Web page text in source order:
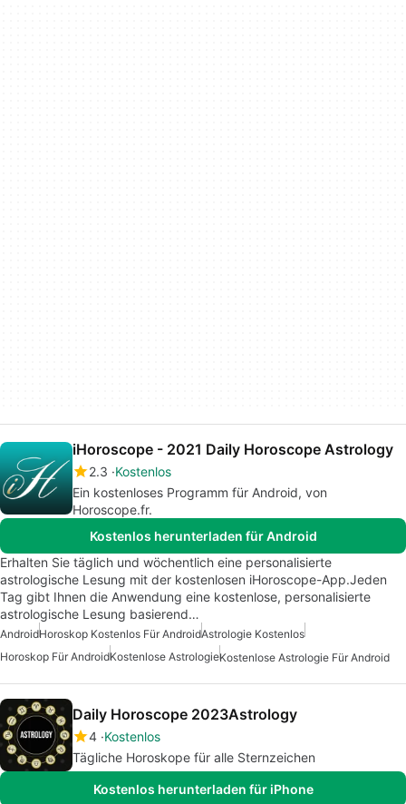
iHoroscope - 2021 Daily Horoscope Astrology
2.3 Kostenlos
Ein kostenloses Programm für Android, von
Horoscope.fr.
Kostenlos herunterladen für Android
Erhalten Sie täglich und wöchentlich eine personalisierte
astrologische Lesung mit der kostenlosen iHoroscope-App.Jeden
Tag gibt Ihnen die Anwendung eine kostenlose, personalisierte
astrologische Lesung basierend…
AndroidHoroskop Kostenlos Für AndroidAstrologie Kostenlos
Horoskop Für AndroidKostenlose AstrologieKostenlose Astrologie Für Android
Daily Horoscope 2023Astrology
4 Kostenlos
Tägliche Horoskope für alle Sternzeichen
Kostenlos herunterladen für iPhone